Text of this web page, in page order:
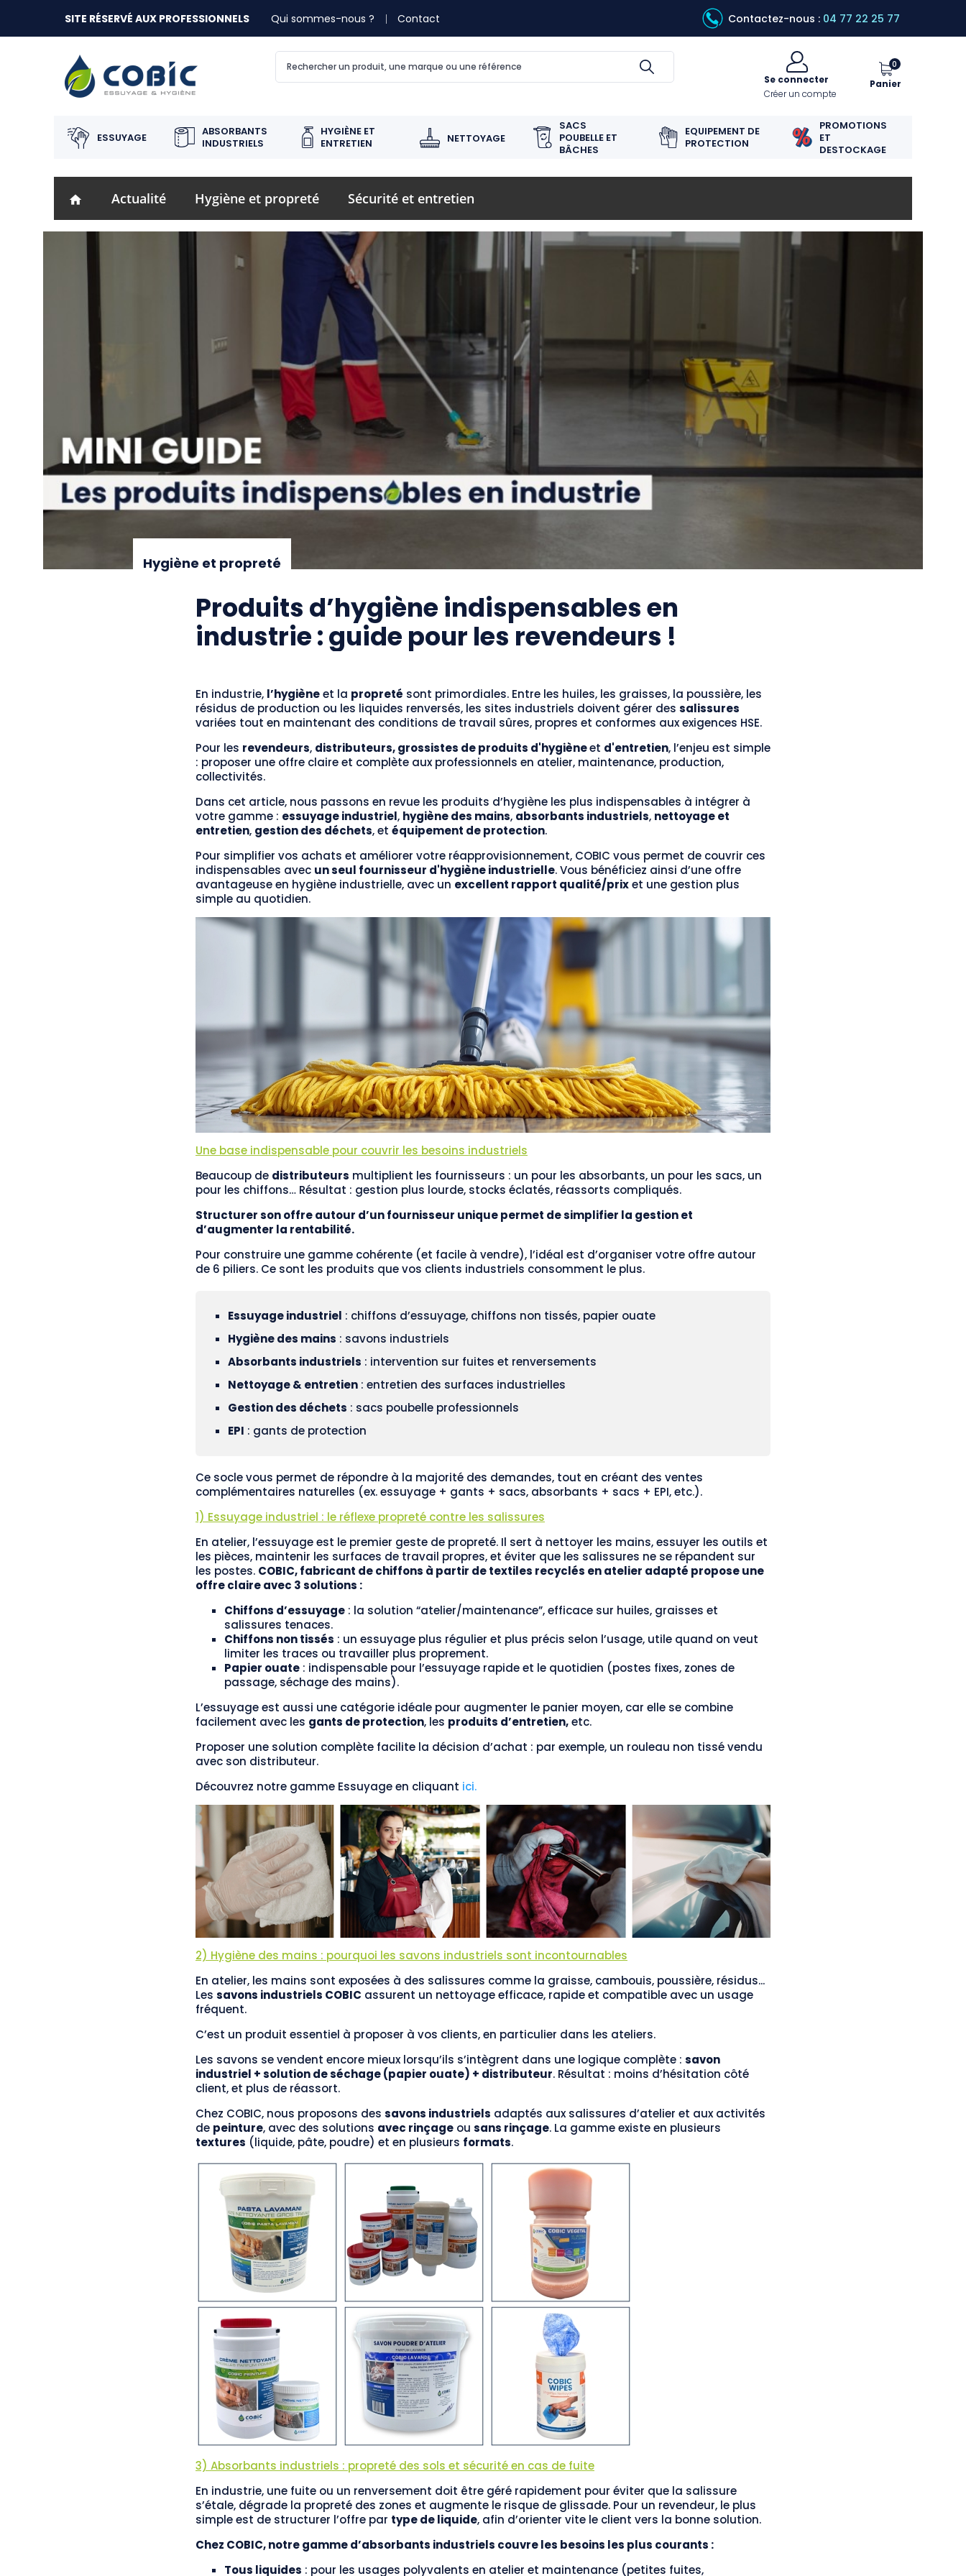
SITE RÉSERVÉ AUX PROFESSIONNELS Qui sommes-nous ? Contact Contactez-nous : 04 77 22 25 77
Se connecter
Créer un compte
0
Panier
ESSUYAGE
ABSORBANTS
INDUSTRIELS
HYGIÈNE ET
ENTRETIEN
NETTOYAGE
SACS
POUBELLE ET
BÂCHES
EQUIPEMENT DE
PROTECTION
PROMOTIONS
ET
DESTOCKAGE
home Actualité Hygiène et propreté Sécurité et entretien
Hygiène et propreté
Produits d’hygiène indispensables en
industrie : guide pour les revendeurs !
En industrie, l’hygièneet la propreté sont primordiales. Entre les huiles, les graisses, la poussière, les
résidus de production ou les liquides renversés, les sites industriels doivent gérer des salissures
variées tout en maintenant des conditions de travail sûres, propres et conformes aux exigences HSE.
Pour les revendeurs, distributeurs, grossistes de produits d'hygièneet d'entretien, l’enjeu est simple
: proposer une offre claire et complète aux professionnels en atelier, maintenance, production,
collectivités.
Dans cet article, nous passons en revue les produits d’hygiène les plus indispensables à intégrer à
votre gamme : essuyage industriel, hygiène des mains, absorbants industriels, nettoyage et
entretien, gestion des déchets, et équipement de protection.
Pour simplifier vos achats et améliorer votre réapprovisionnement, COBIC vous permet de couvrir ces
indispensables avec un seul fournisseur d'hygiène industrielle. Vous bénéficiez ainsi d’une offre
avantageuse en hygiène industrielle, avec un excellent rapport qualité/prixet une gestion plus
simple au quotidien.
Une base indispensable pour couvrir les besoins industriels
Beaucoup de distributeurs multiplient les fournisseurs : un pour les absorbants, un pour les sacs, un
pour les chiffons… Résultat : gestion plus lourde, stocks éclatés, réassorts compliqués.
Structurer son offre autour d’un fournisseur unique permet de simplifier la gestion et
d’augmenter la rentabilité.
Pour construire une gamme cohérente (et facile à vendre), l’idéal est d’organiser votre offre autour
de 6 piliers. Ce sont les produits que vos clients industriels consomment le plus.
Essuyage industriel : chiffons d’essuyage, chiffons non tissés, papier ouate
Hygiène des mains : savons industriels
Absorbants industriels : intervention sur fuites et renversements
Nettoyage & entretien : entretien des surfaces industrielles
Gestion des déchets : sacs poubelle professionnels
EPI : gants de protection
Ce socle vous permet de répondre à la majorité des demandes, tout en créant des ventes
complémentaires naturelles (ex. essuyage + gants + sacs, absorbants + sacs + EPI, etc.).
1) Essuyage industriel : le réflexe propreté contre les salissures
En atelier, l’essuyage est le premier geste de propreté. Il sert à nettoyer les mains, essuyer les outils et
les pièces, maintenir les surfaces de travail propres, et éviter que les salissures ne se répandent sur
les postes. COBIC, fabricant de chiffons à partir de textiles recyclés en atelier adapté propose une
offre claire avec 3 solutions :
Chiffons d’essuyage : la solution “atelier/maintenance”, efficace sur huiles, graisses et
salissures tenaces.
Chiffons non tissés : un essuyage plus régulier et plus précis selon l’usage, utile quand on veut
limiter les traces ou travailler plus proprement.
Papier ouate : indispensable pour l’essuyage rapide et le quotidien (postes fixes, zones de
passage, séchage des mains).
L’essuyage est aussi une catégorie idéale pour augmenter le panier moyen, car elle se combine
facilement avec les gants de protection, les produits d’entretien,etc.
Proposer une solution complète facilite la décision d’achat : par exemple, un rouleau non tissé vendu
avec son distributeur.
Découvrez notre gamme Essuyage en cliquant ici.
2) Hygiène des mains : pourquoi les savons industriels sont incontournables
En atelier, les mains sont exposées à des salissures comme la graisse, cambouis, poussière, résidus...
Les savons industriels COBIC assurent un nettoyage efficace, rapide et compatible avec un usage
fréquent.
C’est un produit essentiel à proposer à vos clients, en particulier dans les ateliers.
Les savons se vendent encore mieux lorsqu’ils s’intègrent dans une logique complète : savon
industriel + solution de séchage (papier ouate) + distributeur. Résultat : moins d’hésitation côté
client, et plus de réassort.
Chez COBIC, nous proposons des savons industriels adaptés aux salissures d’atelier et aux activités
de peinture, avec des solutions avec rinçage ou sans rinçage. La gamme existe en plusieurs
textures (liquide, pâte, poudre) et en plusieurs formats.
3) Absorbants industriels : propreté des sols et sécurité en cas de fuite
En industrie, une fuite ou un renversement doit être géré rapidement pour éviter que la salissure
s’étale, dégrade la propreté des zones et augmente le risque de glissade. Pour un revendeur, le plus
simple est de structurer l’offre par type de liquide, afin d’orienter vite le client vers la bonne solution.
Chez COBIC, notre gamme d’absorbants industriels couvre les besoins les plus courants :
Tous liquides : pour les usages polyvalents en atelier et maintenance (petites fuites,